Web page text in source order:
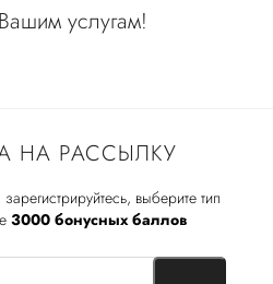
НА РАССЫЛКУ
зарегистрируйтесь, выберите тип
3000 бонусных баллов
услугам!